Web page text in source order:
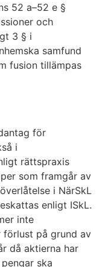
52 a–52 e §
och
3 § i
samfund
fusion tillämpas
för
i
rättspraxis
som framgår av
i NärSkL
enligt ISkL.
inte
på grund av
då aktierna har
ska